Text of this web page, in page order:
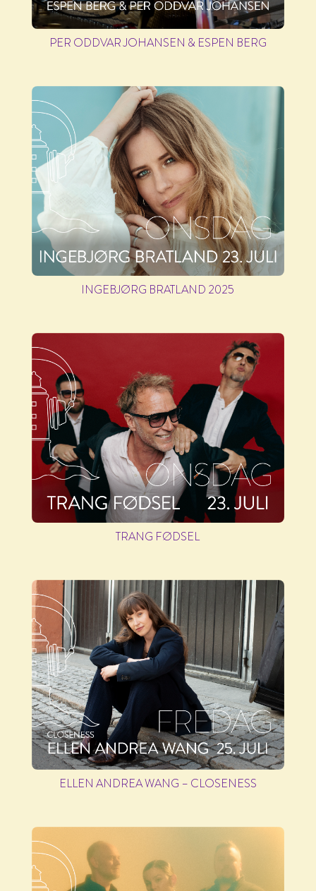
PER ODDVAR JOHANSEN & ESPEN BERG
INGEBJØRG BRATLAND 2025
TRANG FØDSEL
ELLEN ANDREA WANG – CLOSENESS